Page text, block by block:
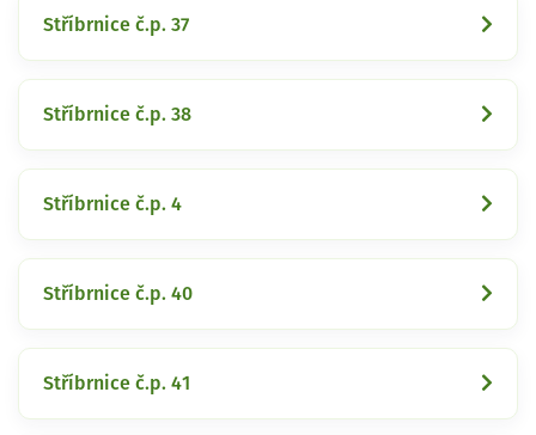
Stříbrnice č.p. 37
Stříbrnice č.p. 38
Stříbrnice č.p. 4
Stříbrnice č.p. 40
Stříbrnice č.p. 41